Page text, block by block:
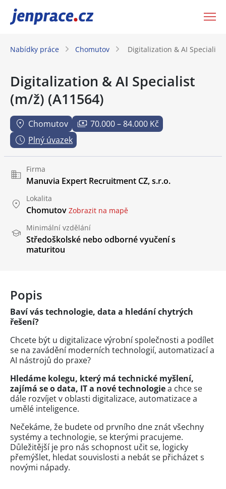
JenPráce.cz
Nabídky práce Chomutov Digitalization & AI Specialist
Digitalization & AI Specialist
(m/ž) (A11564)
Chomutov
70.000 – 84.000 Kč
Plný úvazek
Firma
Manuvia Expert Recruitment CZ, s.r.o.
Lokalita
Chomutov Zobrazit na mapě
Minimální vzdělání
Středoškolské nebo odborné vyučení s
maturitou
Popis
Baví vás technologie, data a hledání chytrých
řešení?
Chcete být u digitalizace výrobní společnosti a podílet
se na zavádění moderních technologií, automatizací a
AI nástrojů do praxe?
Hledáme kolegu, který má technické myšlení,
zajímá se o data, IT a nové technologiea chce se
dále rozvíjet v oblasti digitalizace, automatizace a
umělé inteligence.
Nečekáme, že budete od prvního dne znát všechny
systémy a technologie, se kterými pracujeme.
Důležitější je pro nás schopnost učit se, logicky
přemýšlet, hledat souvislosti a nebát se přicházet s
novými nápady.